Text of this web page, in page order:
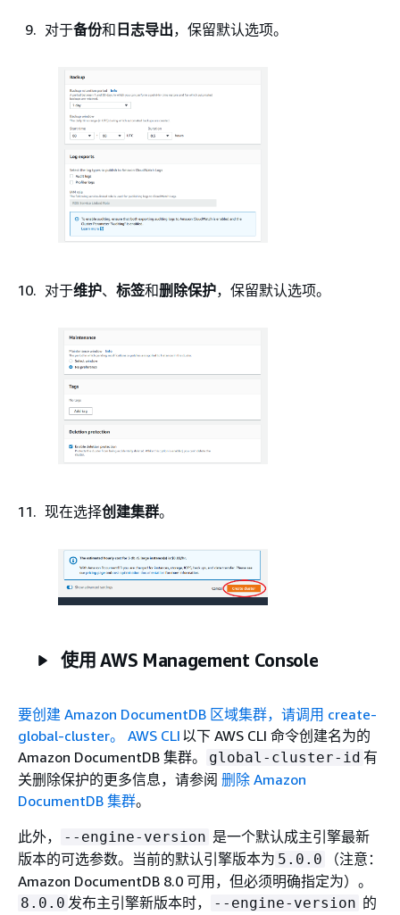
对于备份和 日志导出，保留默认选项。
对于维护、 标签和删除保护，保留默认选项。
现在选择创建集群。
使用 AWS Management Console
要创建 Amazon DocumentDB 区域集群，请调用 create-
global-cluster。 AWS CLI 以下 AWS CLI 命令创建名为的
Amazon DocumentDB 集群。
global-cluster-id 有
关删除保护的更多信息，请参阅 删除 Amazon
DocumentDB 集群。
此外，
--engine-version 是一个默认成主引擎最新
版本的可选参数。当前的默认引擎版本为 5.0.0
（注意：
Amazon DocumentDB 8.0 可用，但必须明确指定为）。
8.0.0 发布主引擎新版本时， --engine-version 的